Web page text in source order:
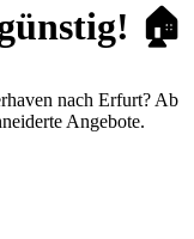
🏠
nach Erfurt? Ab
Angebote.